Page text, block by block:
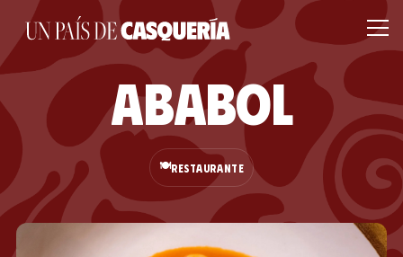
Ababol
🍽️RESTAURANTE